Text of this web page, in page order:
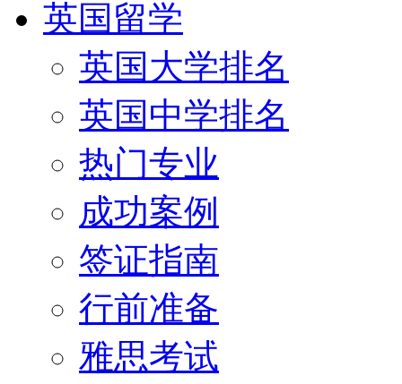
英国留学
英国大学排名
英国中学排名
热门专业
成功案例
签证指南
行前准备
雅思考试